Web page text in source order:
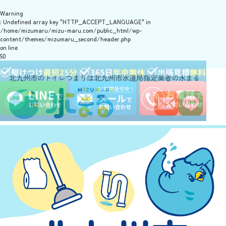
Warning
: Undefined array key "HTTP_ACCEPT_LANGUAGE" in
/home/mizumaru/mizu-maru.com/public_html/wp-
content/themes/mizumaru_second/header.php
on line
50
北九州市のトイレつまりは北九州市水道局指定業者の水まる